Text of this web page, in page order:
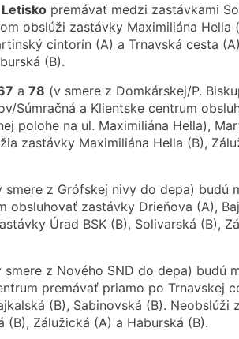
premávať medzi zastávkami
obslúži zastávky Maximiliána Hella
cintorín (A) a Trnavská cesta
(B).
a 78 (v smere z Domkárskej/P.
Súmračná a Klientske centrum
polohe na ul. Maximiliána Hella),
zastávky Maximiliána Hella (B),
smere z Grófskej nivy do depa) budú
obsluhovať zastávky Drieňova (A),
Úrad BSK (B), Solivarská (B),
smere z Nového SND do depa) budú
premávať priamo po Trnavskej
(B), Sabinovská (B). Neobslúži
(B), Zálužická (A) a Haburská (B).